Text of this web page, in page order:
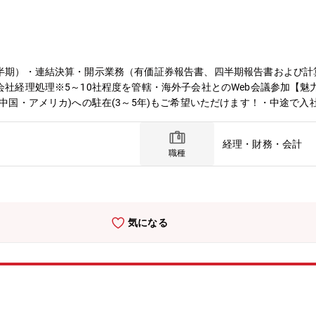
期）・連結決算・開示業務（有価証券報告書、四半期報告書および
社経理処理※5～10社程度を管轄・海外子会社とのWeb会議参加【魅
国・アメリカ)への駐在(3～5年)もご希望いただけます！・中途で入
上場の総合ケミカルメーカー同社は、多様な技術を持つパフォーマ
カーとして創業、社会や産業のニーズにお応えして各種の高分子薬
、三洋化成グループでは、「全従業員が誇りを持ち、働きがいを
化・AI化の3つの切り口で働き方改革を推進しています。さらに、女
職種
経理・財務・会計
気になる